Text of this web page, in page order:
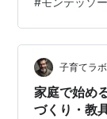
た。 人の悩み
相談できない
ぱり、一方的
ちんと伝える
ッソーリ！ 心
子育てラ
家庭で始め
づくり・教